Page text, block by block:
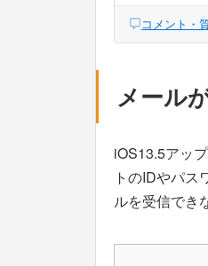
コメント・
メール
iOS13.5アッ
トのIDやパ
ルを受信でき